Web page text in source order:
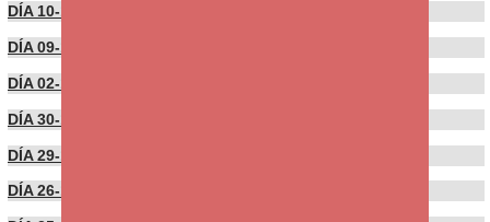
DÍA 10-12-2021
DÍA 09-12-2021
DÍA 02-12-2021
DÍA 30-11-2021
DÍA 29-11-2021
DÍA 26-11-2021